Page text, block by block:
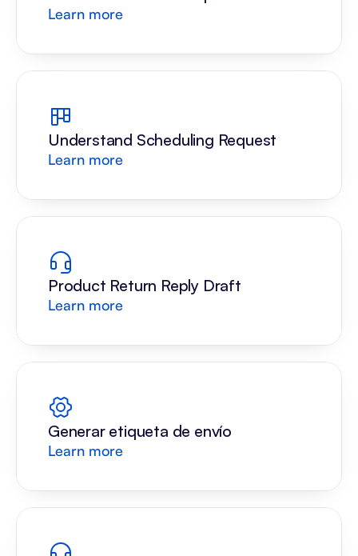
Learn more
Understand Scheduling Request
Learn more
Product Return Reply Draft
Learn more
Generar etiqueta de envío
Learn more